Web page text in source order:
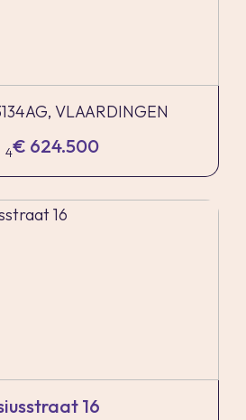
VLAARDINGEN
4€ 624.500
16